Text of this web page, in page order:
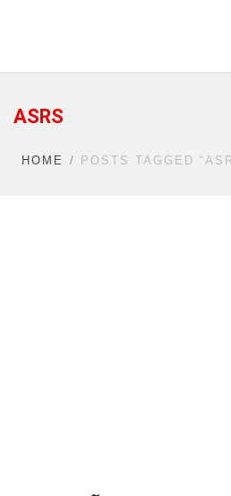
ASRS
HOME POSTS TAGGED